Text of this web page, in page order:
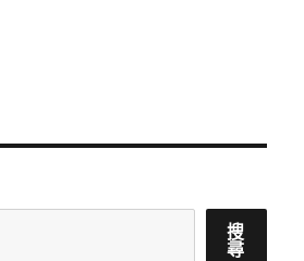
搜
尋